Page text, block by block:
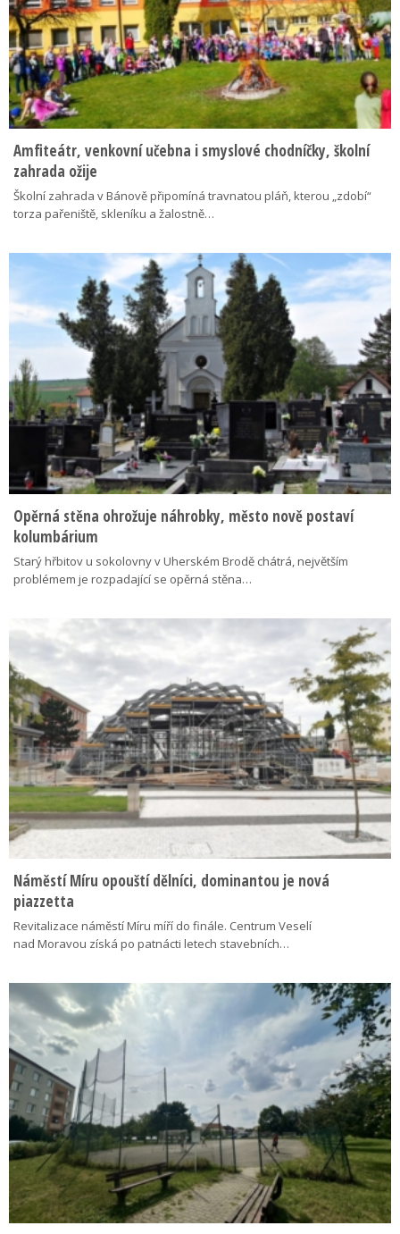
Amfiteátr, venkovní učebna i smyslové chodníčky, školní
zahrada ožije
Školní zahrada v Bánově připomíná travnatou pláň, kterou „zdobí“
torza pařeniště, skleníku a žalostně…
Opěrná stěna ohrožuje náhrobky, město nově postaví
kolumbárium
Starý hřbitov u sokolovny v Uherském Brodě chátrá, největším
problémem je rozpadající se opěrná stěna…
Náměstí Míru opouští dělníci, dominantou je nová
piazzetta
Revitalizace náměstí Míru míří do finále. Centrum Veselí
nad Moravou získá po patnácti letech stavebních…